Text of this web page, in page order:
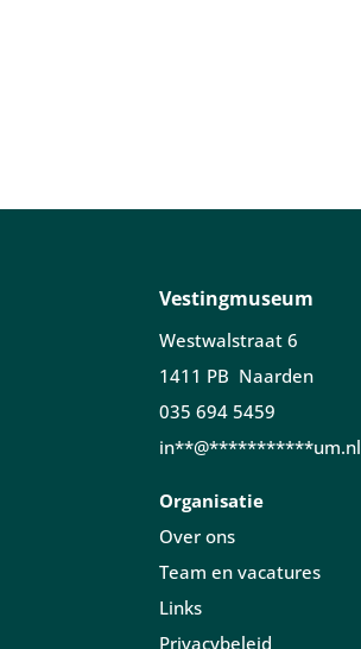
Vestingmuseum
Westwalstraat 6
1411 PB Naarden
035 694 5459
in**@***********um.nl
Organisatie
Over ons
Team en vacatures
Links
Privacybeleid